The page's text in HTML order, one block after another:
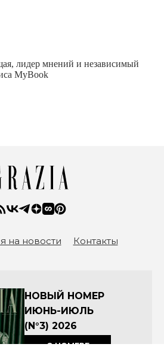
лидер мнений и независимый
MyBook
на новости Контакты
НОВЫЙ НОМЕР
ИЮНЬ-ИЮЛЬ
(N°3) 2026
О НОМЕРЕ